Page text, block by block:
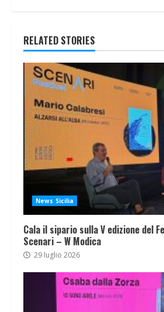
RELATED STORIES
News Sicilia
Cala il sipario sulla V edizione del
Scenari – W Modica
29 luglio 2026